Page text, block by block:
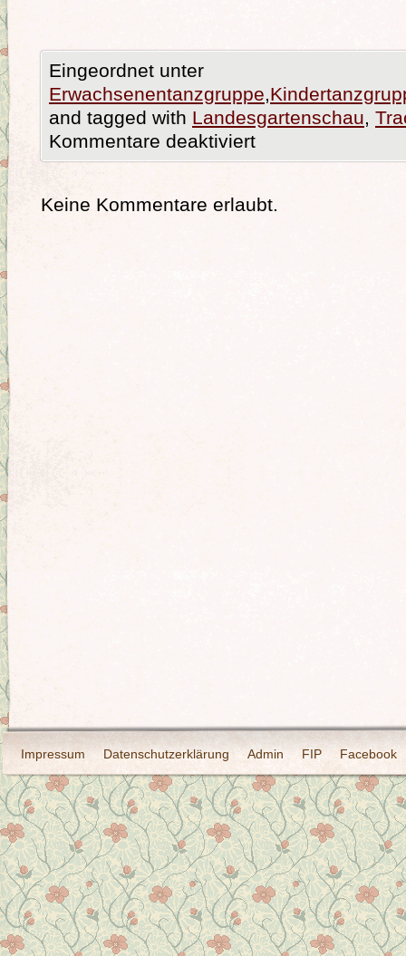
Eingeordnet unter
Erwachsenentanzgruppe,
and tagged with Landesgartenschau,
Kommentare deaktiviert
Keine Kommentare erlaubt.
Impressum Datenschutzerklärung Admin FIP Facebook